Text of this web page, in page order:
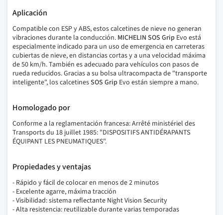
Aplicación
Compatible con ESP y ABS, estos calcetines de nieve no generan
vibraciones durante la conducción. MICHELIN SOS Grip Evo está
especialmente indicado para un uso de emergencia en carreteras
cubiertas de nieve, en distancias cortas y a una velocidad máxima
de 50 km/h. También es adecuado para vehículos con pasos de
rueda reducidos. Gracias a su bolsa ultracompacta de "transporte
inteligente", los calcetinesSOS Grip Evo están siempre a mano.
Homologado por
Conforme a la reglamentación francesa: Arrêté ministériel des
Transports du 18 juillet 1985: "DISPOSITIFS ANTIDÉRAPANTS
ÉQUIPANT LES PNEUMATIQUES".
Propiedades y ventajas
- Rápido y fácil de colocar en menos de 2 minutos
- Excelente agarre, máxima tracción
- Visibilidad: sistema reflectante Night Vision Security
- Alta resistencia: reutilizable durante varias temporadas